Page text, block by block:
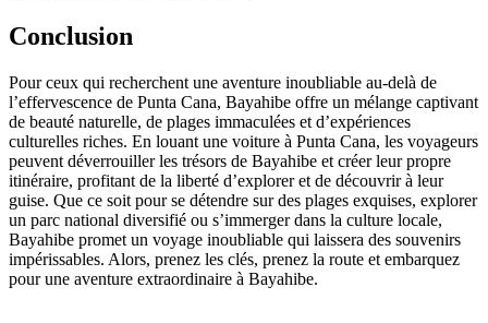
Conclusion
Pour ceux qui recherchent une aventure inoubliable au-delà de
l’effervescence de Punta Cana, Bayahibe offre un mélange captivant
de beauté naturelle, de plages immaculées et d’expériences
culturelles riches. En louant une voiture à Punta Cana, les voyageurs
peuvent déverrouiller les trésors de Bayahibe et créer leur propre
itinéraire, profitant de la liberté d’explorer et de découvrir à leur
guise. Que ce soit pour se détendre sur des plages exquises, explorer
un parc national diversifié ou s’immerger dans la culture locale,
Bayahibe promet un voyage inoubliable qui laissera des souvenirs
impérissables. Alors, prenez les clés, prenez la route et embarquez
pour une aventure extraordinaire à Bayahibe.